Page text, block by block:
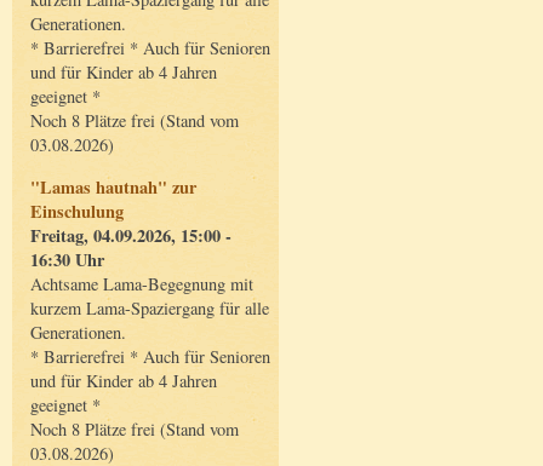
Generationen.
* Barrierefrei * Auch für Senioren
und für Kinder ab 4 Jahren
geeignet *
Noch 8 Plätze frei (Stand vom
03.08.2026)
"Lamas hautnah" zur
Einschulung
Freitag, 04.09.2026, 15:00 -
16:30 Uhr
Achtsame Lama-Begegnung mit
kurzem Lama-Spaziergang für alle
Generationen.
* Barrierefrei * Auch für Senioren
und für Kinder ab 4 Jahren
geeignet *
Noch 8 Plätze frei (Stand vom
03.08.2026)